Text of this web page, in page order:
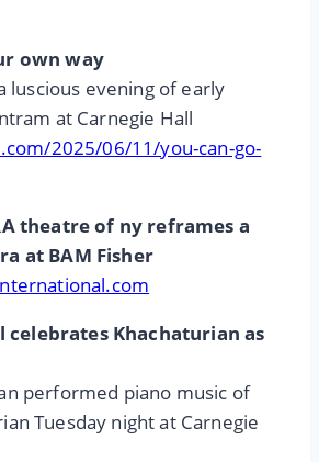
own way
luscious evening of early
at Carnegie Hall
2025/06/11/you-can-go-
theatre of ny reframes a
at BAM Fisher
celebrates Khachaturian as
performed piano music of
Tuesday night at Carnegie